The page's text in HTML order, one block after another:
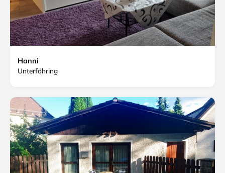
Hanni
Unterföhring